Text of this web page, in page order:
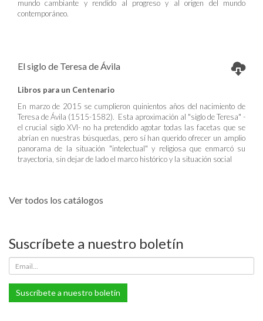
mundo cambiante y rendido al progreso y al origen del mundo
contemporáneo.
El siglo de Teresa de Ávila
Libros para un Centenario
En marzo de 2015 se cumplieron quinientos años del nacimiento de
Teresa de Ávila (1515-1582). Esta aproximación al "siglo de Teresa" -
el crucial siglo XVI- no ha pretendido agotar todas las facetas que se
abrían en nuestras búsquedas, pero sí han querido ofrecer un amplio
panorama de la situación "intelectual" y religiosa que enmarcó su
trayectoria, sin dejar de lado el marco histórico y la situación social
Ver todos los catálogos
Suscríbete a nuestro boletín
Suscríbete a nuestro boletín